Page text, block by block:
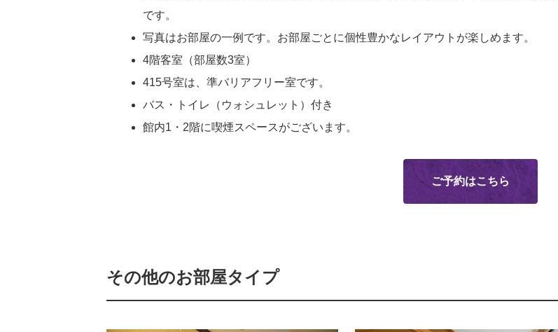
です。
写真はお部屋の一例です。お部屋ごとに個性豊かなレイアウトが楽しめます。
4階客室（部屋数3室）
415号室は、準バリアフリー室です。
バス・トイレ（ウォシュレット）付き
館内1・2階に喫煙スペースがございます。
ご予約はこちら
その他のお部屋タイプ